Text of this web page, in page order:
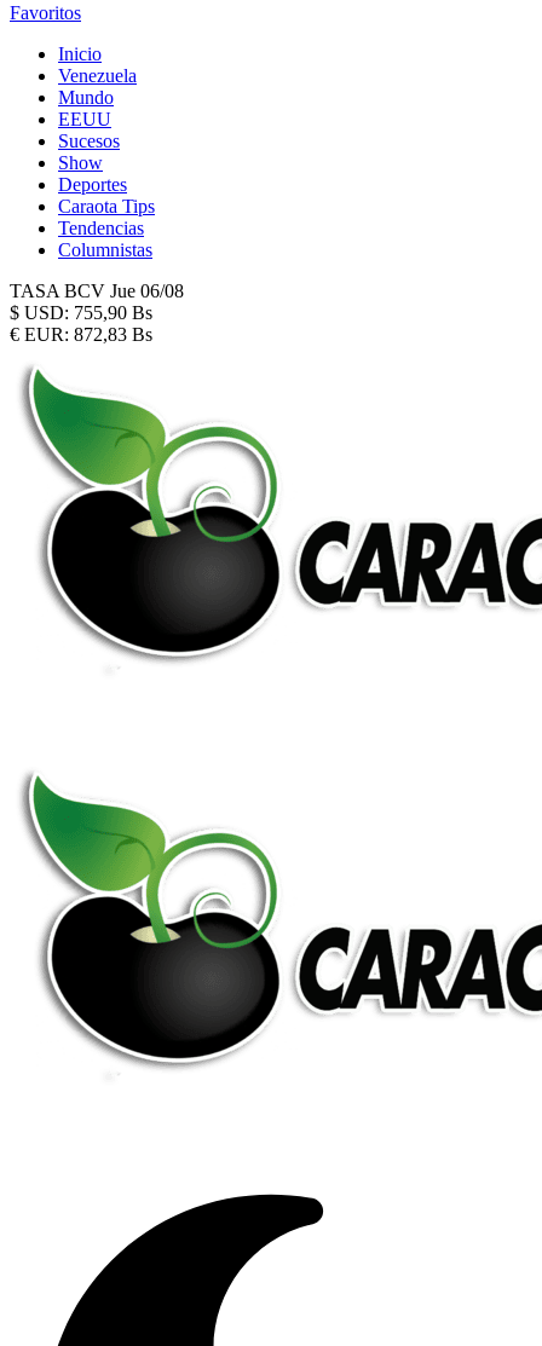
Favoritos
Inicio
Venezuela
Mundo
EEUU
Sucesos
Show
Deportes
Caraota Tips
Tendencias
Columnistas
TASA BCV Jue 06/08
$ USD: 755,90 Bs
€ EUR: 872,83 Bs